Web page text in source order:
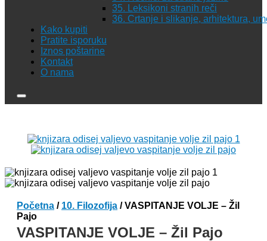
35. Leksikoni stranih reči
36. Crtanje i slikanje, arhitektura,
Kako kupiti
Pratite isporuku
Iznos poštarine
Kontakt
O nama
Početna / 10. Filozofija / VASPITANJE VOLJE – Žil
Pajo
VASPITANJE VOLJE – Žil Pajo